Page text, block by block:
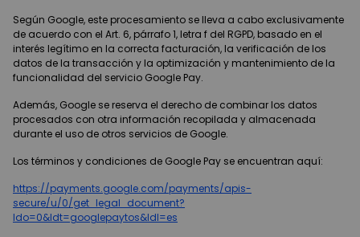
Según Google, este procesamiento se lleva a cabo exclusivamente
de acuerdo con el Art. 6, párrafo 1, letra f del RGPD, basado en el
interés legítimo en la correcta facturación, la verificación de los
datos de la transacción y la optimización y mantenimiento de la
funcionalidad del servicio Google Pay.
Además, Google se reserva el derecho de combinar los datos
procesados con otra información recopilada y almacenada
durante el uso de otros servicios de Google.
Los términos y condiciones de Google Pay se encuentran aquí:
https://payments.google.com/payments/apis-
secure/u/0/get_legal_document?
ldo=0&ldt=googlepaytos&ldl=es